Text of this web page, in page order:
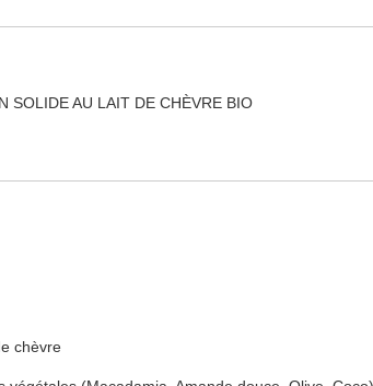
SOLIDE AU LAIT DE CHÈVRE BIO
chèvre